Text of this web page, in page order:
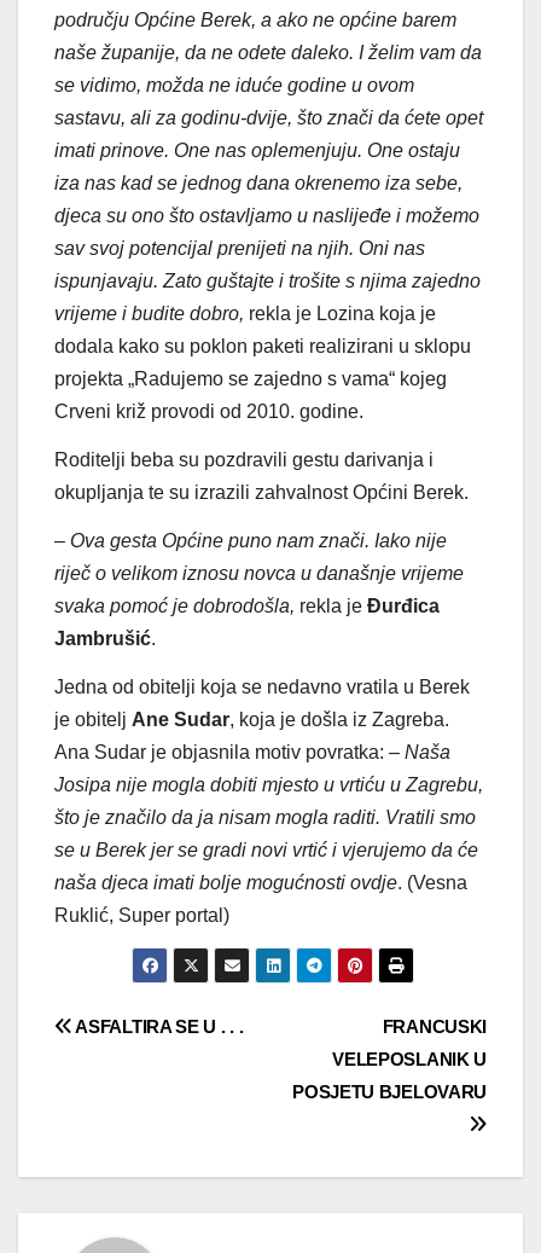
području Općine Berek, a ako ne općine barem
naše županije, da ne odete daleko. I želim vam da
se vidimo, možda ne iduće godine u ovom
sastavu, ali za godinu-dvije, što znači da ćete opet
imati prinove. One nas oplemenjuju. One ostaju
iza nas kad se jednog dana okrenemo iza sebe,
djeca su ono što ostavljamo u naslijeđe i možemo
sav svoj potencijal prenijeti na njih. Oni nas
ispunjavaju. Zato guštajte i trošite s njima zajedno
vrijeme i budite dobro, rekla je Lozina koja je
dodala kako su poklon paketi realizirani u sklopu
projekta „Radujemo se zajedno s vama“ kojeg
Crveni križ provodi od 2010. godine.
Roditelji beba su pozdravili gestu darivanja i
okupljanja te su izrazili zahvalnost Općini Berek.
– Ova gesta Općine puno nam znači. Iako nije
riječ o velikom iznosu novca u današnje vrijeme
svaka pomoć je dobrodošla, rekla je Đurđica
Jambrušić.
Jedna od obitelji koja se nedavno vratila u Berek
je obitelj Ane Sudar, koja je došla iz Zagreba.
Ana Sudar je objasnila motiv povratka: – Naša
Josipa nije mogla dobiti mjesto u vrtiću u Zagrebu,
što je značilo da ja nisam mogla raditi. Vratili smo
se u Berek jer se gradi novi vrtić i vjerujemo da će
naša djeca imati bolje mogućnosti ovdje. (Vesna
Ruklić, Super portal)
Navigacija
FRANCUSKI
VELEPOSLANIK U
POSJETU BJELOVARU
ASFALTIRA SE U . . .